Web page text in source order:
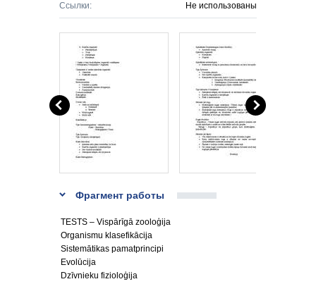
Ссылки: Не использованы
Фрагмент работы
TESTS – Vispārīgā zooloģija
Organismu klasefikācija
Sistemātikas pamatprincipi
Evolūcija
Dzīvnieku fizioloģija